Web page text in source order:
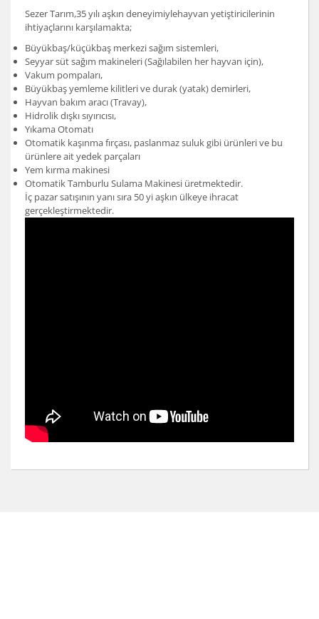
Sezer Tarım,35 yılı aşkın deneyimiylehayvan yetiştiricilerinin
ihtiyaçlarını karşılamakta;
Büyükbaş/küçükbaş merkezi sağım sistemleri,
Seyyar süt sağım makineleri (Sağılabilen her hayvan için),
Vakum pompaları,
Büyükbaş yemleme kilitleri ve durak (yatak) demirleri,
Hayvan bakım aracı (Travay),
Hidrolik dışkı sıyırıcısı,
Yıkama Otomatı
Otomatik kaşınma fırçası, paslanmaz suluk gibi ürünleri ve bu
ürünlere ait yedek parçaları
Yem kırma makinesi
Otomatik Tamburlu Sulama Makinesi üretmektedir.
İç pazar satışının yanı sıra 50 yi aşkın ülkeye ihracat
gerçekleştirmektedir.